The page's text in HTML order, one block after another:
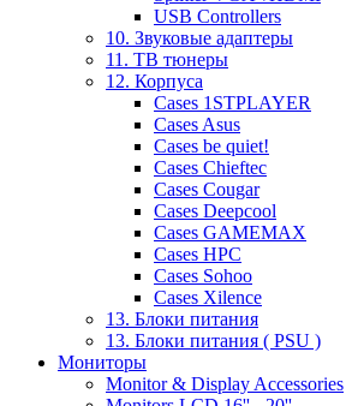
USB Controllers
10. Звуковые адаптеры
11. ТВ тюнеры
12. Корпуса
Cases 1STPLAYER
Cases Asus
Cases be quiet!
Cases Chieftec
Cases Cougar
Cases Deepcool
Cases GAMEMAX
Cases HPC
Cases Sohoo
Cases Xilence
13. Блоки питания
13. Блоки питания ( PSU )
Мониторы
Monitor & Display Accessories